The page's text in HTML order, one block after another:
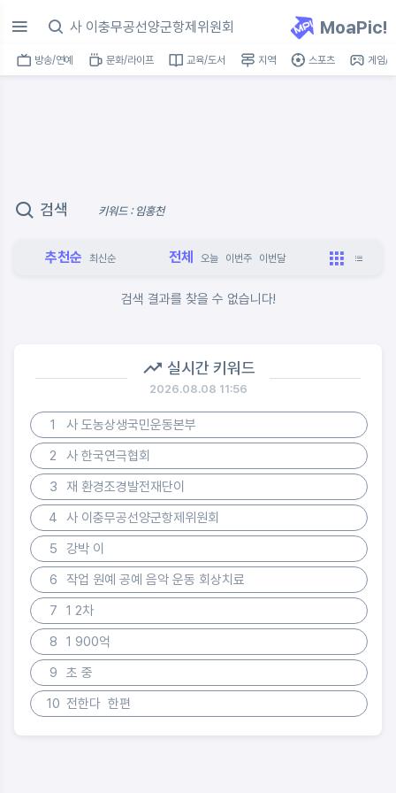
MoaPic!
방송/연예 문화/라이프 교육/도서 지역 스포츠 게임/
검색 키워드 : 임홍천
추천순 최신순 전체 오늘 이번주 이번달
검색 결과를 찾을 수 없습니다!
실시간 키워드
2026.08.08 11:56
1
사 도농상생국민운동본부
2
사 한국연극협회
3
재 환경조경발전재단이
4
사 이충무공선양군항제위원회
5
강박 이
6
작업 원예 공예 음악 운동 회상치료
7
1 2차
8
1 900억
9
초 중
10 전한다 한편